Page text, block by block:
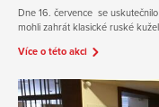
Dne 16. července se
mohli zahrát klasické ruské
Více o této akci